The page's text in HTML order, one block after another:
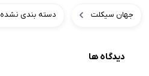
جهان سیکلت دسته بندی نشده
دیدگاه ها